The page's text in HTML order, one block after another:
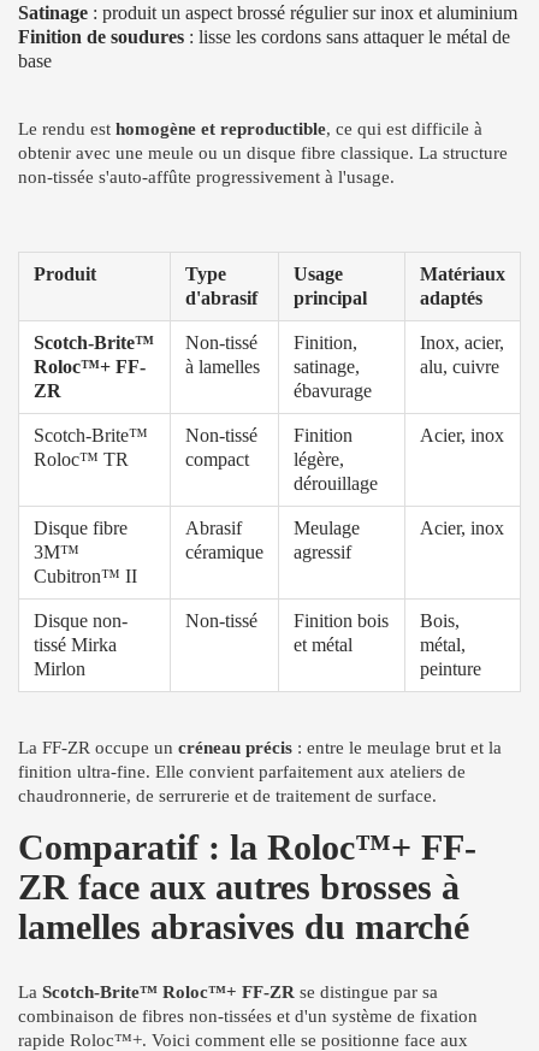
Satinage : produit un aspect brossé régulier sur inox et aluminium
Finition de soudures : lisse les cordons sans attaquer le métal de
base
Le rendu est homogène et reproductible, ce qui est difficile à
obtenir avec une meule ou un disque fibre classique. La structure
non-tissée s'auto-affûte progressivement à l'usage.
Produit
Type
d'abrasif
Usage
principal
Matériaux
adaptés
Scotch-Brite™
Roloc™+ FF-
ZR
Non-tissé
à lamelles
Finition,
satinage,
ébavurage
Inox, acier,
alu, cuivre
Scotch-Brite™
Roloc™ TR
Non-tissé
compact
Finition
légère,
dérouillage
Acier, inox
Disque fibre
3M™
Cubitron™ II
Abrasif
céramique
Meulage
agressif
Acier, inox
Disque non-
tissé Mirka
Mirlon
Non-tissé
Finition bois
et métal
Bois,
métal,
peinture
La FF-ZR occupe un créneau précis : entre le meulage brut et la
finition ultra-fine. Elle convient parfaitement aux ateliers de
chaudronnerie, de serrurerie et de traitement de surface.
Comparatif : la Roloc™+ FF-
ZR face aux autres brosses à
lamelles abrasives du marché
La Scotch-Brite™ Roloc™+ FF-ZR se distingue par sa
combinaison de fibres non-tissées et d'un système de fixation
rapide Roloc™+. Voici comment elle se positionne face aux